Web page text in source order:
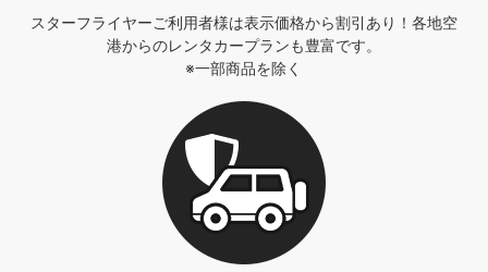
スターフライヤーご利用者様は表示価格から割引あり！ 各地空
港からのレンタカープランも豊富です。
※一部商品を除く